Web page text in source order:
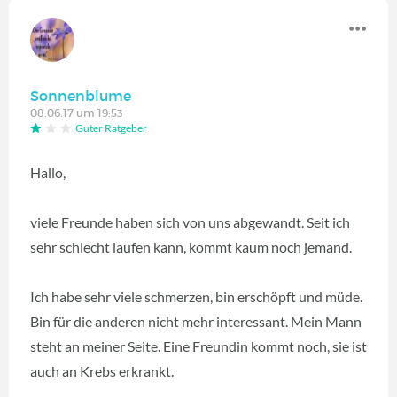
Sonnenblume
08.06.17 um 19:53
Guter Ratgeber
Hallo,
viele Freunde haben sich von uns abgewandt. Seit ich
sehr schlecht laufen kann, kommt kaum noch jemand.
Ich habe sehr viele schmerzen, bin erschöpft und müde.
Bin für die anderen nicht mehr interessant. Mein Mann
steht an meiner Seite. Eine Freundin kommt noch, sie ist
auch an Krebs erkrankt.